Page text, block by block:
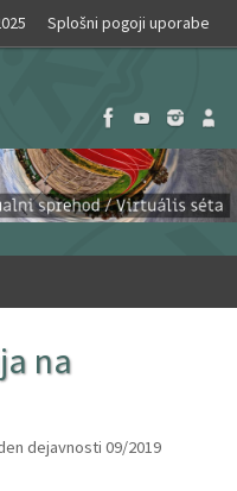
Splošni pogoji uporabe
na
dejavnosti 09/2019